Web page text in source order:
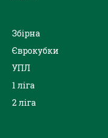
Збірна
Єврокубки
УПЛ
1 ліга
2 ліга